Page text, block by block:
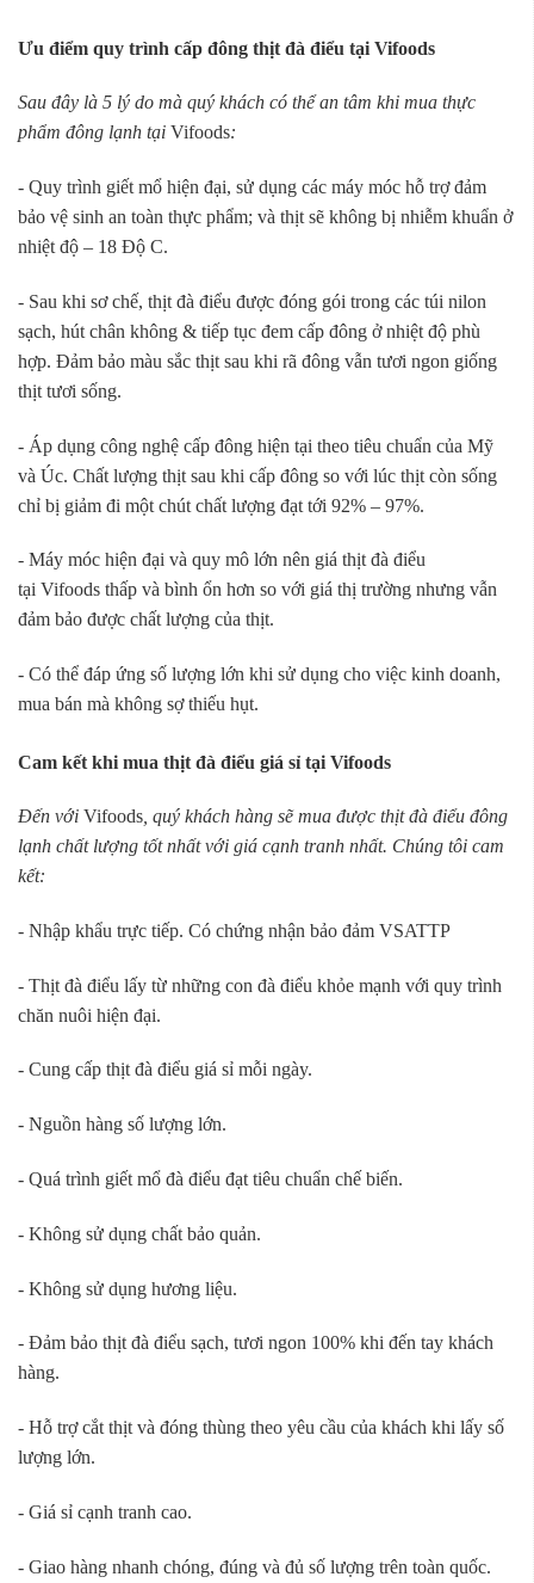
Ưu điểm quy trình cấp đông thịt đà điểu tại Vifoods
Sau đây là 5 lý do mà quý khách có thể an tâm khi mua thực
phẩm đông lạnh tại Vifoods:
- Quy trình giết mổ hiện đại, sử dụng các máy móc hỗ trợ đảm
bảo vệ sinh an toàn thực phẩm; và thịt sẽ không bị nhiễm khuẩn ở
nhiệt độ – 18 Độ C.
- Sau khi sơ chế, thịt đà điểu được đóng gói trong các túi nilon
sạch, hút chân không & tiếp tục đem cấp đông ở nhiệt độ phù
hợp. Đảm bảo màu sắc thịt sau khi rã đông vẫn tươi ngon giống
thịt tươi sống.
- Áp dụng công nghệ cấp đông hiện tại theo tiêu chuẩn của Mỹ
và Úc. Chất lượng thịt sau khi cấp đông so với lúc thịt còn sống
chỉ bị giảm đi một chút chất lượng đạt tới 92% – 97%.
- Máy móc hiện đại và quy mô lớn nên giá thịt đà điểu
tại Vifoods thấp và bình ổn hơn so với giá thị trường nhưng vẫn
đảm bảo được chất lượng của thịt.
- Có thể đáp ứng số lượng lớn khi sử dụng cho việc kinh doanh,
mua bán mà không sợ thiếu hụt.
Cam kết khi mua thịt đà điểu giá sỉ tại Vifoods
Đến với Vifoods , quý khách hàng sẽ mua được thịt đà điểu đông
lạnh chất lượng tốt nhất với giá cạnh tranh nhất. Chúng tôi cam
kết:
- Nhập khẩu trực tiếp. Có chứng nhận bảo đảm VSATTP
- Thịt đà điểu lấy từ những con đà điểu khỏe mạnh với quy trình
chăn nuôi hiện đại.
- Cung cấp thịt đà điểu giá sỉ mỗi ngày.
- Nguồn hàng số lượng lớn.
- Quá trình giết mổ đà điểu đạt tiêu chuẩn chế biến.
- Không sử dụng chất bảo quản.
- Không sử dụng hương liệu.
- Đảm bảo thịt đà điểu sạch, tươi ngon 100% khi đến tay khách
hàng.
- Hỗ trợ cắt thịt và đóng thùng theo yêu cầu của khách khi lấy số
lượng lớn.
- Giá sỉ cạnh tranh cao.
- Giao hàng nhanh chóng, đúng và đủ số lượng trên toàn quốc.